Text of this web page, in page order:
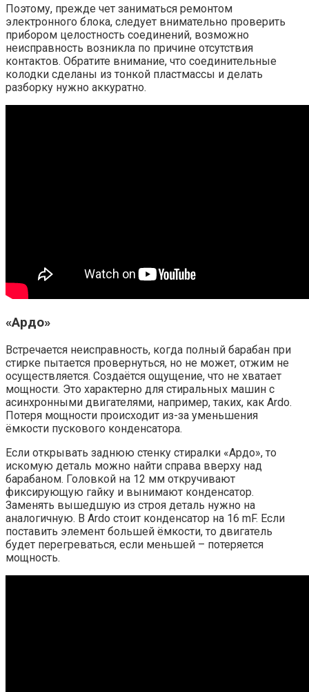
Поэтому, прежде чет заниматься ремонтом
электронного блока, следует внимательно проверить
прибором целостность соединений, возможно
неисправность возникла по причине отсутствия
контактов. Обратите внимание, что соединительные
колодки сделаны из тонкой пластмассы и делать
разборку нужно аккуратно.
«Ардо»
Встречается неисправность, когда полный барабан при
стирке пытается провернуться, но не может, отжим не
осуществляется. Создаётся ощущение, что не хватает
мощности. Это характерно для стиральных машин с
асинхронными двигателями, например, таких, как Ardo.
Потеря мощности происходит из-за уменьшения
ёмкости пускового конденсатора.
Если открывать заднюю стенку стиралки «Ардо», то
искомую деталь можно найти справа вверху над
барабаном. Головкой на 12 мм откручивают
фиксирующую гайку и вынимают конденсатор.
Заменять вышедшую из строя деталь нужно на
аналогичную. В Ardo стоит конденсатор на 16 mF. Если
поставить элемент большей ёмкости, то двигатель
будет перегреваться, если меньшей – потеряется
мощность.